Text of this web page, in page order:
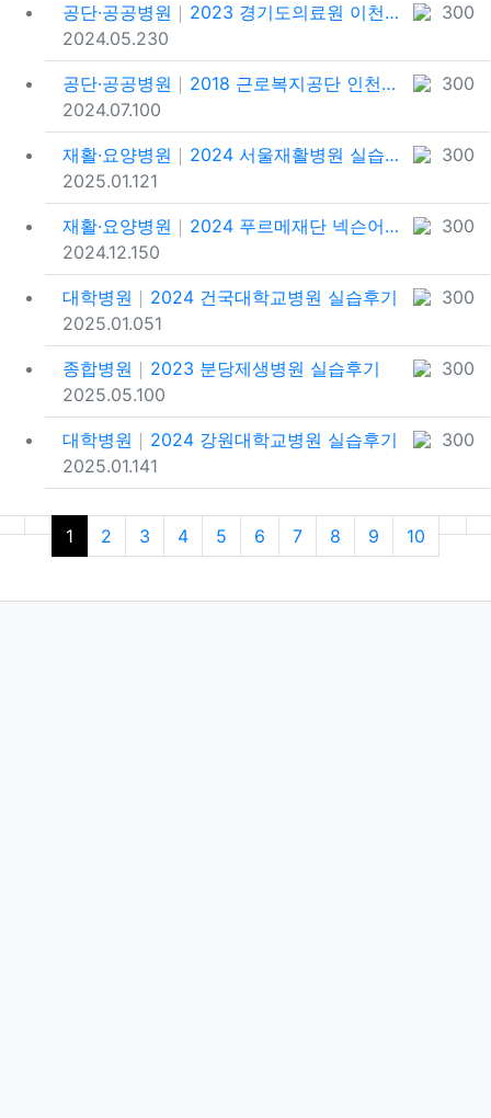
공단·공공병원
2023 경기도의료원 이천병원 실습후기
등록일
2024.05.23추천
0
300
공단·공공병원
2018 근로복지공단 인천병원 실습후기
등록일
2024.07.10추천
0
300
재활·요양병원
2024 서울재활병원 실습후기
등록일
2025.01.12추천
1
300
재활·요양병원
2024 푸르메재단 넥슨어린이재활병원 실습후기
등록일
2024.12.15추천
0
300
대학병원
2024 건국대학교병원 실습후기
등록일
2025.01.05추천
1
300
종합병원
2023 분당제생병원 실습후기
등록일
2025.05.10추천
0
300
대학병원
2024 강원대학교병원 실습후기
등록일
2025.01.14추천
1
300
1 (current)
2 3 4 5 6 7 8 9 10